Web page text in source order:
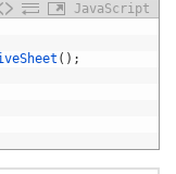
JavaScript
( ) ;